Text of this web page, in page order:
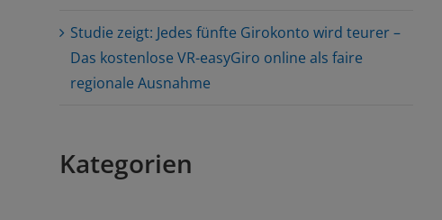
Studie zeigt: Jedes fünfte Girokonto wird teurer –
Das kostenlose VR-easyGiro online als faire
regionale Ausnahme
Kategorien